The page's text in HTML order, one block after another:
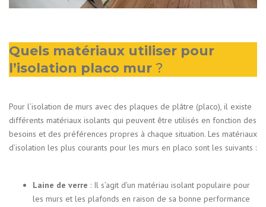
Quels matériaux utiliser pour
l’isolation placo mur ?
Pour l’isolation de murs avec des plaques de plâtre (placo), il existe
différents matériaux isolants qui peuvent être utilisés en fonction des
besoins et des préférences propres à chaque situation. Les matériaux
d’isolation les plus courants pour les murs en placo sont les suivants :
Laine de verre : Il s’agit d’un matériau isolant populaire pour
les murs et les plafonds en raison de sa bonne performance